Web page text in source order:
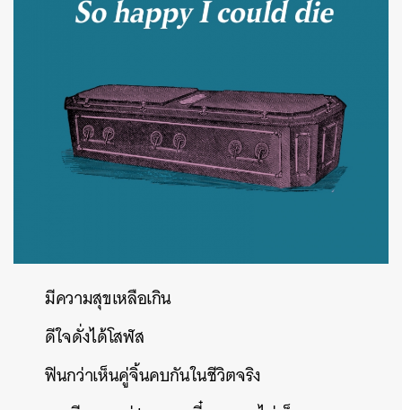
มีความสุขเหลือเกิน
ดีใจดั่งได้โสฬส
ฟินกว่าเห็นคู่จิ้นคบกันในชีวิตจริง